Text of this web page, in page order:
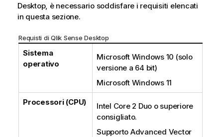
Desktop, è necessario soddisfare i requisiti elencati
in questa sezione.
Requisti diQlik Sense Desktop
Sistema
operativo
Microsoft Windows10 (solo
versione a 64 bit)
Microsoft Windows11
Processori (CPU)
Intel Core 2 Duo o superiore
consigliato.
Supporto Advanced Vector